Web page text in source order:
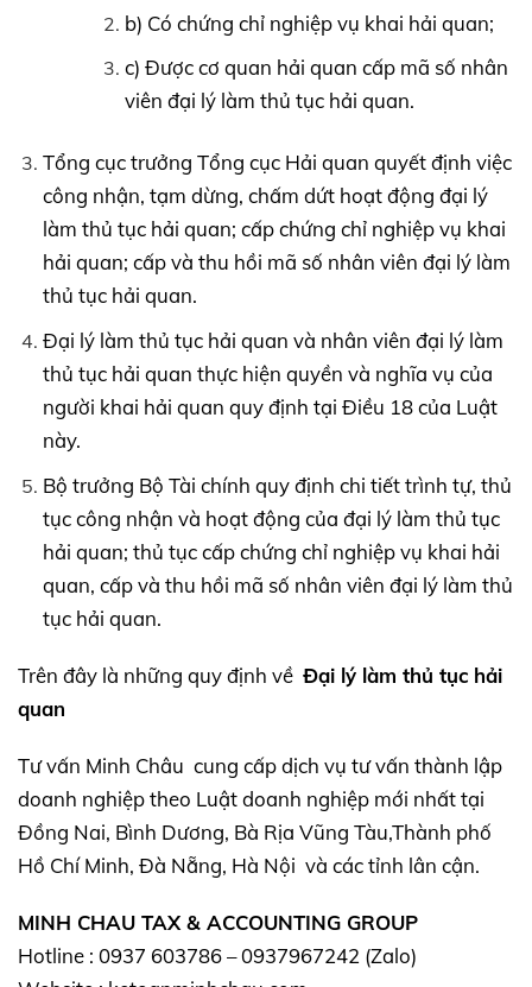
b) Có chứng chỉ nghiệp vụ khai hải quan;
c) Được cơ quan hải quan cấp mã số nhân
viên đại lý làm thủ tục hải quan.
Tổng cục trưởng Tổng cục Hải quan quyết định việc
công nhận, tạm dừng, chấm dứt hoạt động đại lý
làm thủ tục hải quan; cấp chứng chỉ nghiệp vụ khai
hải quan; cấp và thu hồi mã số nhân viên đại lý làm
thủ tục hải quan.
Đại lý làm thủ tục hải quan và nhân viên đại lý làm
thủ tục hải quan thực hiện quyền và nghĩa vụ của
người khai hải quan quy định tại Điều 18 của Luật
này.
Bộ trưởng Bộ Tài chính quy định chi tiết trình tự, thủ
tục công nhận và hoạt động của đại lý làm thủ tục
hải quan; thủ tục cấp chứng chỉ nghiệp vụ khai hải
quan, cấp và thu hồi mã số nhân viên đại lý làm thủ
tục hải quan.
Trên đây là những quy định về Đại lý làm thủ tục hải
quan
Tư vấn Minh Châu cung cấp dịch vụ tư vấn thành lập
doanh nghiệp theo Luật doanh nghiệp mới nhất tại
Đồng Nai, Bình Dương, Bà Rịa Vũng Tàu,Thành phố
Hồ Chí Minh, Đà Nẵng, Hà Nội và các tỉnh lân cận.
MINH CHAU TAX & ACCOUNTING GROUP
Hotline : 0937 603786 – 0937967242 (Zalo)